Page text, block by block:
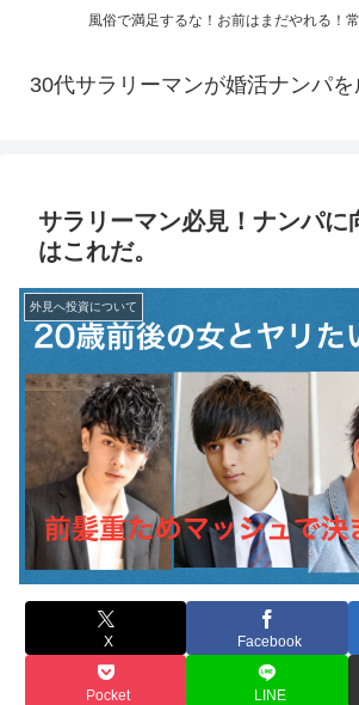
風俗で満足するな！お前はまだやれる！
30代サラリーマンが婚活ナンパ
サラリーマン必見！ナンパに
はこれだ。
外見へ投資について
X Facebook
Pocket LINE